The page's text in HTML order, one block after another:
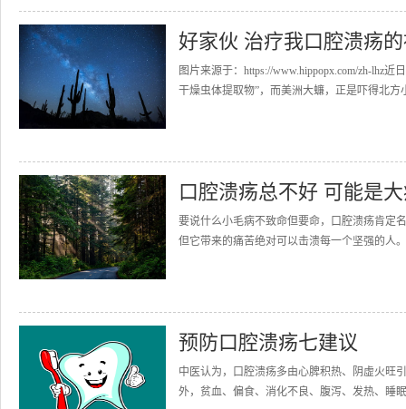
好家伙 治疗我口腔溃疡
图片来源于：https://www.hippopx.com/zh-lhz
干燥虫体提取物”，而美洲大蠊，正是吓得北方
口腔溃疡总不好 可能是
要说什么小毛病不致命但要命，口腔溃疡肯定
但它带来的痛苦绝对可以击溃每一个坚强的人
预防口腔溃疡七建议
中医认为，口腔溃疡多由心脾积热、阴虚火旺
外，贫血、偏食、消化不良、腹泻、发热、睡